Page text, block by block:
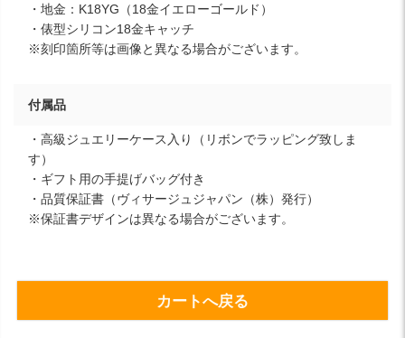
・地金：K18YG（18金イエローゴールド）
・俵型シリコン18金キャッチ
※刻印箇所等は画像と異なる場合がございます。
付属品
・高級ジュエリーケース入り（リボンでラッピング致しま
す）
・ギフト用の手提げバッグ付き
・品質保証書（ヴィサージュジャパン（株）発行）
※保証書デザインは異なる場合がございます。
カートへ戻る